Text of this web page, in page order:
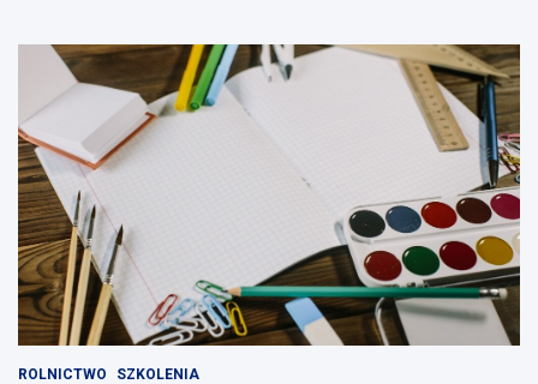
ROLNICTWO SZKOLENIA